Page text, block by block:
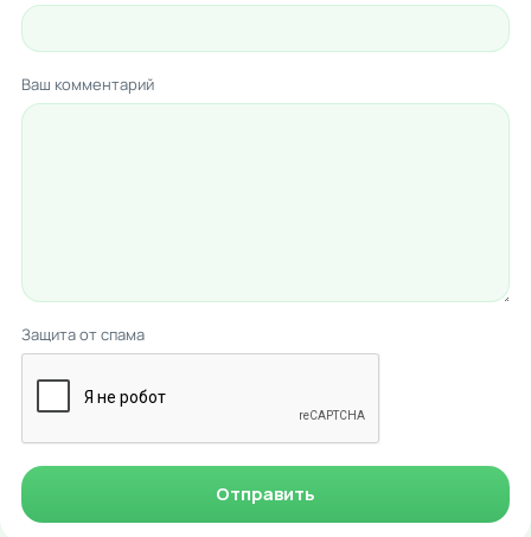
Ваш комментарий
Защита от спама
Отправить